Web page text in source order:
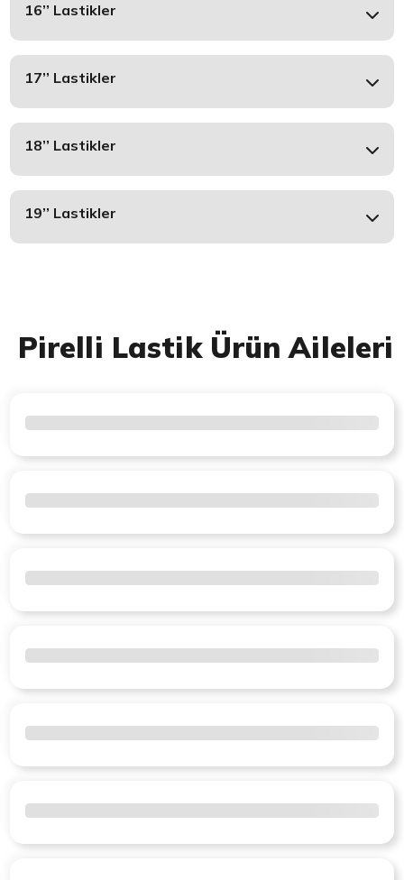
16’’ Lastikler
17’’ Lastikler
18’’ Lastikler
19’’ Lastikler
Pirelli Lastik Ürün Aileleri